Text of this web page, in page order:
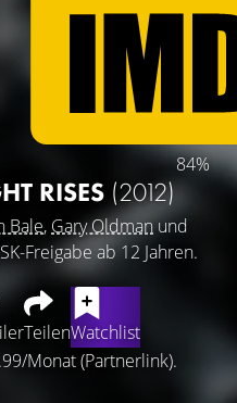
84%
RISES (2012)
Bale, Gary Oldmanund
Freigabe ab 12 Jahren.
TeilenWatchlist
Monat (Partnerlink).